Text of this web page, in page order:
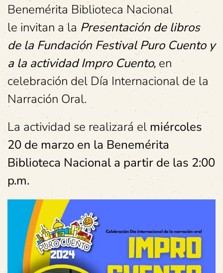
Benemérita Biblioteca Nacional
le invitan a la Presentación de libros
de la Fundación Festival Puro Cuento y
a la actividad Impro Cuento, en
celebración del Día Internacional de la
Narración Oral.
La actividad se realizará el miércoles
20 de marzo en la Benemérita
Biblioteca Nacional a partir de las 2:00
p.m.